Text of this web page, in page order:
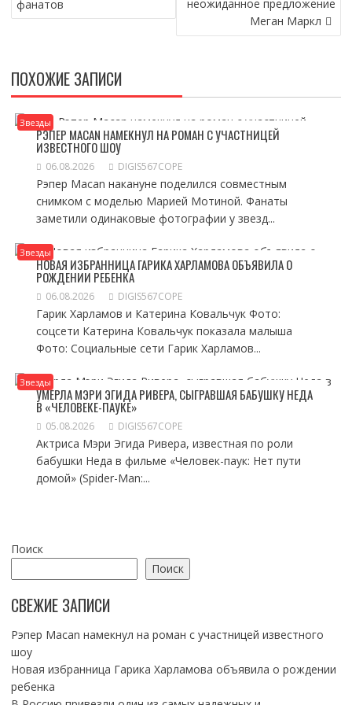
фанатов
неожиданное предложение
Меган Маркл
ПОХОЖИЕ ЗАПИСИ
Звезды
РЭПЕР MACAN НАМЕКНУЛ НА РОМАН С УЧАСТНИЦЕЙ
ИЗВЕСТНОГО ШОУ
06.08.2026 DIGIS567COPE
Рэпер Macan накануне поделился совместным
снимком с моделью Марией Мотиной. Фанаты
заметили одинаковые фотографии у звезд...
Звезды
НОВАЯ ИЗБРАННИЦА ГАРИКА ХАРЛАМОВА ОБЪЯВИЛА О
РОЖДЕНИИ РЕБЕНКА
06.08.2026 DIGIS567COPE
Гарик Харламов и Катерина Ковальчук Фото:
соцсети Катерина Ковальчук показала малыша
Фото: Социальные сети Гарик Харламов...
Звезды
УМЕРЛА МЭРИ ЭГИДА РИВЕРА, СЫГРАВШАЯ БАБУШКУ НЕДА
В «ЧЕЛОВЕКЕ-ПАУКЕ»
05.08.2026 DIGIS567COPE
Актриса Мэри Эгида Ривера, известная по роли
бабушки Неда в фильме «Человек-паук: Нет пути
домой» (Spider-Man:...
Поиск
Поиск
СВЕЖИЕ ЗАПИСИ
Рэпер Macan намекнул на роман с участницей известного
шоу
Новая избранница Гарика Харламова объявила о рождении
ребенка